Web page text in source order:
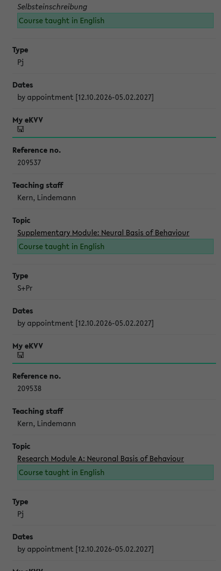
Selbsteinschreibung
Course taught in English
Pj
by appointment [12.10.2026-05.02.2027]
209537
Kern, Lindemann
Supplementary Module: Neural Basis of Behaviour
Course taught in English
S+Pr
by appointment [12.10.2026-05.02.2027]
209538
Kern, Lindemann
Research Module A: Neuronal Basis of Behaviour
Course taught in English
Pj
by appointment [12.10.2026-05.02.2027]